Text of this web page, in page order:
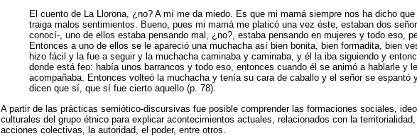
El cuento de La Llorona, ¿no? A mí me da miedo. Es que mi mamá siempre nos ha dicho
traiga malos sentimientos. Bueno, pues mi mamá me platicó una vez éste, estaban dos
conocí-, uno de ellos estaba pensando mal, ¿no?, estaba pensando en mujeres y todo eso,
Entonces a uno de ellos se le apareció una muchacha así bien bonita, bien formadita, bien
hizo fácil y la fue a seguir y la muchacha caminaba y caminaba, y él la iba siguiendo y
donde está feo: había unos barrancos y todo eso, entonces cuando él se animó a hablarle y
acompañaba. Entonces volteó la muchacha y tenía su cara de caballo y el señor se espantó
dicen que sí, que sí fue cierto aquello (p. 78).
A partir de las prácticas semiótico-discursivas fue posible comprender las formaciones sociales,
culturales del grupo étnico para explicar acontecimientos actuales, relacionados con la
acciones colectivas, la autoridad, el poder, entre otros.